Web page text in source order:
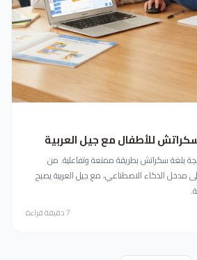
للأطفال مع جيل العربية
بلغة سكراتش بطريقة ممتعة وتفاعلية. من
مدخل الذكاء الاصطناعي، مع جيل العربية يصبح
7دقيقة قراءة